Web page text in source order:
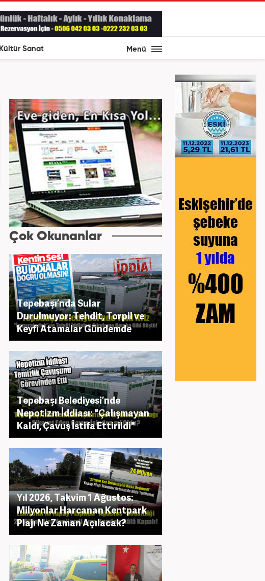
Kültür Sanat Menü
Çok Okunanlar
Tepebaşı’nda Sular
Durulmuyor: Tehdit, Torpil ve
Keyfi Atamalar Gündemde
Tepebaşı Belediyesi’nde
Nepotizm İddiası: "Çalışmayan
Kaldı, Çavuş İstifa Ettirildi"
Yıl 2026, Takvim 1 Ağustos:
Milyonlar Harcanan Kentpark
Plajı Ne Zaman Açılacak?